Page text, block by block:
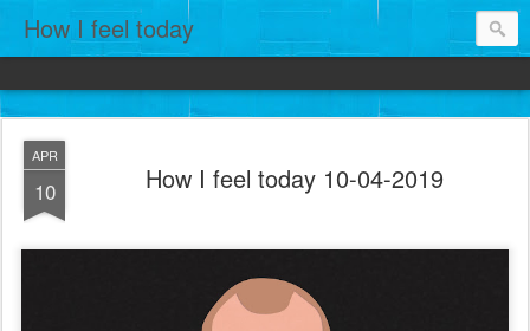
How I feel today
APR
10 How I feel today 10-04-2019